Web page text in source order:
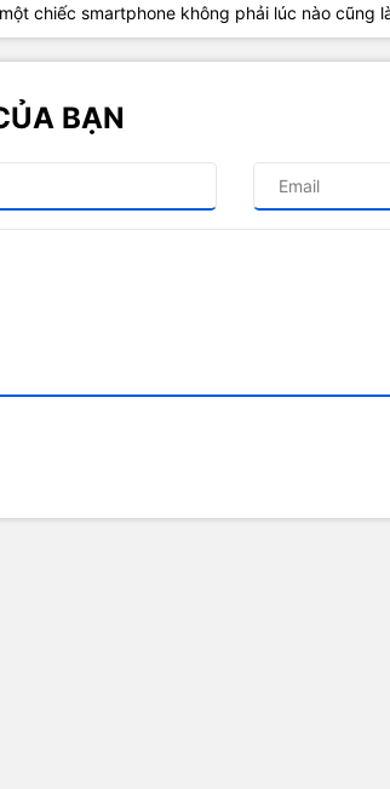
chiếc smartphone không phải lúc nào cũng
BẠN